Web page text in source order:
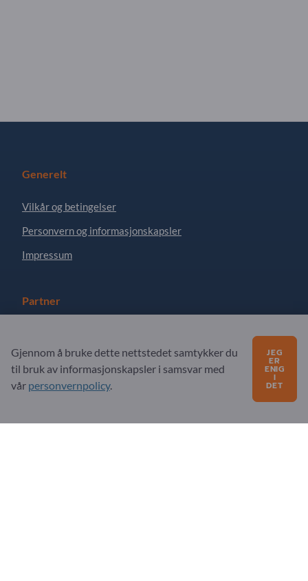
Generelt
Vilkår og betingelser
Personvern og informasjonskapsler
Impressum
Partner
Abonner på nyhetsbrev
Gjennom å bruke dette nettstedet samtykker du
til bruk av informasjonskapsler i samsvar med
vår personvernpolicy.
JEG
ER
ENIG
I
DET